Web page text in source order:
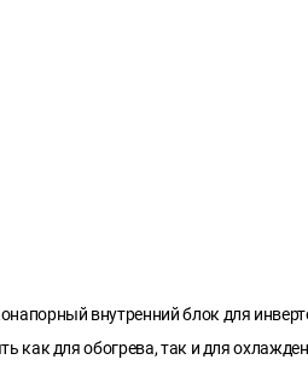
внутренний блок для
как для обогрева, так и для